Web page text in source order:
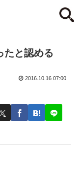
たと認める
2016.10.16 07:00